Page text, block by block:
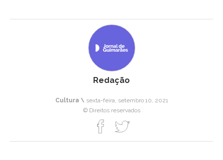
Redação
Cultura \ sexta-feira, setembro 10, 2021
© Direitos reservados